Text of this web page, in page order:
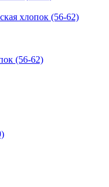
хлопок (56-62)
(56-62)